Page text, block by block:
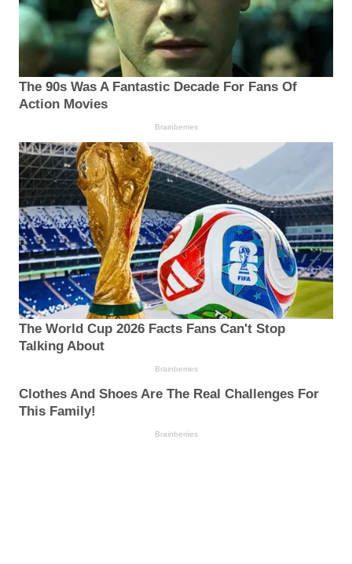
The 90s Was A Fantastic Decade For Fans Of
Action Movies
Brainberries
The World Cup 2026 Facts Fans Can't Stop
Talking About
Brainberries
Clothes And Shoes Are The Real Challenges For
This Family!
Brainberries